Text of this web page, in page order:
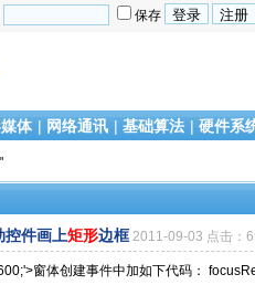
保存
体 | 网络通讯 | 基础算法 | 硬件系
件画上矩形边框 2011-09-03 点击：
窗体创建事件中加如下代码：